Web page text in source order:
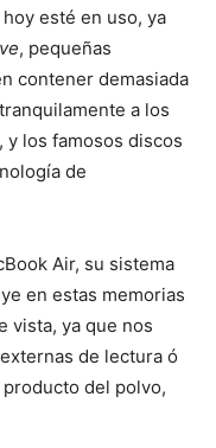
esté en uso, ya
, pequeñas
contener demasiada
a los
y los famosos discos
de
Air, su sistema
en estas memorias
vista, ya que nos
de lectura ó
del polvo,